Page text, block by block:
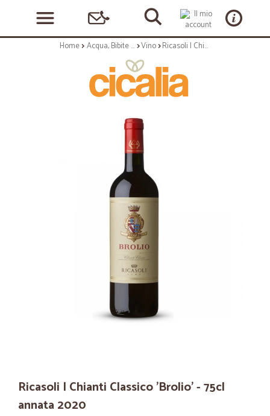
Home Acqua, Bibite e Alcolici Vino Ricasoli | Chianti Classico 'Brolio' - 75cl annata 2020
Ricasoli | Chianti Classico 'Brolio' - 75cl
annata 2020